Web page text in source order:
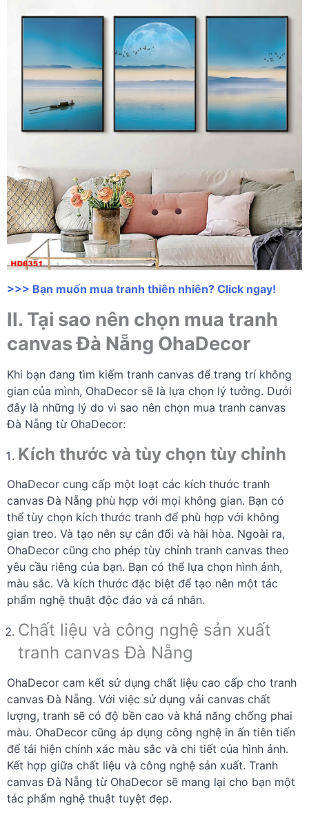
>>> Bạn muốn mua tranh thiên nhiên? Click ngay!
II. Tại sao nên chọn mua tranh
canvas Đà Nẵng OhaDecor
Khi bạn đang tìm kiếm tranh canvas để trang trí không
gian của mình, OhaDecor sẽ là lựa chọn lý tưởng. Dưới
đây là những lý do vì sao nên chọn mua tranh canvas
Đà Nẵng từ OhaDecor:
Kích thước và tùy chọn tùy chỉnh
OhaDecor cung cấp một loạt các kích thước tranh
canvas Đà Nẵng phù hợp với mọi không gian. Bạn có
thể tùy chọn kích thước tranh để phù hợp với không
gian treo. Và tạo nên sự cân đối và hài hòa. Ngoài ra,
OhaDecor cũng cho phép tùy chỉnh tranh canvas theo
yêu cầu riêng của bạn. Bạn có thể lựa chọn hình ảnh,
màu sắc. Và kích thước đặc biệt để tạo nên một tác
phẩm nghệ thuật độc đáo và cá nhân.
Chất liệu và công nghệ sản xuất
tranh canvas Đà Nẵng
OhaDecor cam kết sử dụng chất liệu cao cấp cho tranh
canvas Đà Nẵng. Với việc sử dụng vải canvas chất
lượng, tranh sẽ có độ bền cao và khả năng chống phai
màu. OhaDecor cũng áp dụng công nghệ in ấn tiên tiến
để tái hiện chính xác màu sắc và chi tiết của hình ảnh.
Kết hợp giữa chất liệu và công nghệ sản xuất. Tranh
canvas Đà Nẵng từ OhaDecor sẽ mang lại cho bạn một
tác phẩm nghệ thuật tuyệt đẹp.